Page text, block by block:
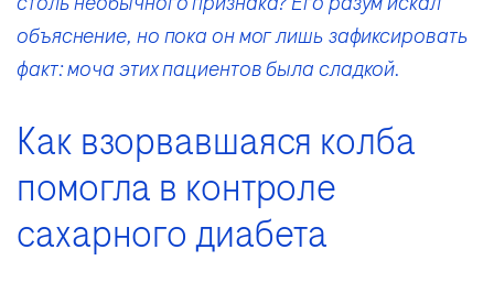
объяснение, но пока он мог лишь зафиксировать
факт: моча этих пациентов была сладкой.
Как взорвавшаяся колба
помогла в контроле
сахарного диабета